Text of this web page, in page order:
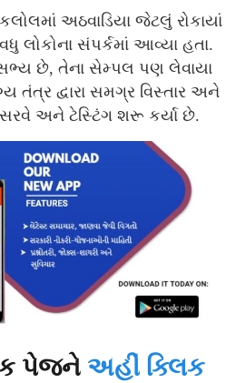
અઠવાડિયા જેટલું રોકાયાં
લોકોના સંપર્કમાં આવ્યા હતા.
છે, તેના સેમ્પલ પણ લેવાયા
તંત્ર દ્વારા સમગ્ર વિસ્તાર અને
અને ટેસ્ટિંગ શરૂ કર્યા છે.
પેજને અહીં ક્લિક